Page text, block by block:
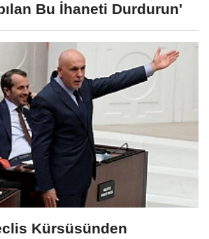
Bu İhaneti Durdurun'
Kürsüsünden